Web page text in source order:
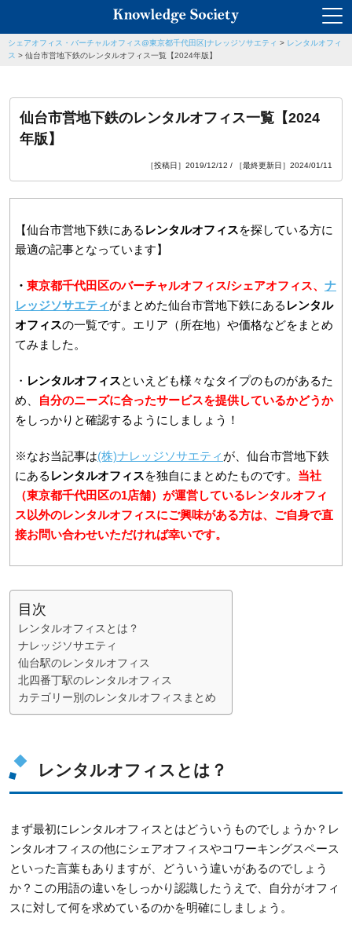
シェアオフィス・バーチャルオフィス@東京都千代田区|ナレッジソサエティ > レンタルオフィ
ス > 仙台市営地下鉄のレンタルオフィス一覧【2024年版】
仙台市営地下鉄のレンタルオフィス一覧【2024
年版】
［投稿日］2019/12/12 / ［最終更新日］2024/01/11
【仙台市営地下鉄にある レンタルオフィスを探している方に
最適の記事となっています】
・ 東京都千代田区のバーチャルオフィス/シェアオフィス、 ナ
レッジソサエティがまとめた仙台市営地下鉄にある レンタル
オフィスの一覧です。エリア（所在地）や価格などをまとめ
てみました。
・ レンタルオフィスといえども様々なタイプのものがあるた
め、
自分のニーズに合ったサービスを提供しているかどうか
をしっかりと確認するようにしましょう！
※なお当記事は(株)ナレッジソサエティ が、仙台市営地下鉄
にある レンタルオフィスを独自にまとめたものです。 当社
（東京都千代田区の1店舗）が運営しているレンタルオフィ
ス以外のレンタルオフィスにご興味がある方は、ご自身で直
接お問い合わせいただければ幸いです。
目次
レンタルオフィスとは？
ナレッジソサエティ
仙台駅のレンタルオフィス
北四番丁駅のレンタルオフィス
カテゴリー別のレンタルオフィスまとめ
レンタルオフィスとは？
まず最初にレンタルオフィスとはどういうものでしょうか？レ
ンタルオフィスの他にシェアオフィスやコワーキングスペース
といった言葉もありますが、どういう違いがあるのでしょう
か？この用語の違いをしっかり認識したうえで、自分がオフィ
スに対して何を求めているのかを明確にしましょう。